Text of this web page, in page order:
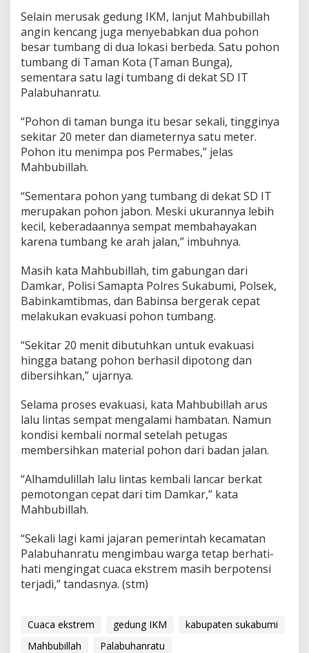
e
r
b
a
n
g
Selain merusak gedung IKM, lanjut Mahbubillah
angin kencang juga menyebabkan dua pohon
besar tumbang di dua lokasi berbeda. Satu pohon
tumbang di Taman Kota (Taman Bunga),
sementara satu lagi tumbang di dekat SD IT
Palabuhanratu.
“Pohon di taman bunga itu besar sekali, tingginya
sekitar 20 meter dan diameternya satu meter.
Pohon itu menimpa pos Permabes,” jelas
Mahbubillah.
“Sementara pohon yang tumbang di dekat SD IT
merupakan pohon jabon. Meski ukurannya lebih
kecil, keberadaannya sempat membahayakan
karena tumbang ke arah jalan,” imbuhnya.
Masih kata Mahbubillah, tim gabungan dari
Damkar, Polisi Samapta Polres Sukabumi, Polsek,
Babinkamtibmas, dan Babinsa bergerak cepat
melakukan evakuasi pohon tumbang.
“Sekitar 20 menit dibutuhkan untuk evakuasi
hingga batang pohon berhasil dipotong dan
dibersihkan,” ujarnya.
Selama proses evakuasi, kata Mahbubillah arus
lalu lintas sempat mengalami hambatan. Namun
kondisi kembali normal setelah petugas
membersihkan material pohon dari badan jalan.
“Alhamdulillah lalu lintas kembali lancar berkat
pemotongan cepat dari tim Damkar,” kata
Mahbubillah.
“Sekali lagi kami jajaran pemerintah kecamatan
Palabuhanratu mengimbau warga tetap berhati-
hati mengingat cuaca ekstrem masih berpotensi
terjadi,” tandasnya. (stm)
Cuaca ekstrem gedung IKM
kabupaten sukabumi
Mahbubillah
Palabuhanratu